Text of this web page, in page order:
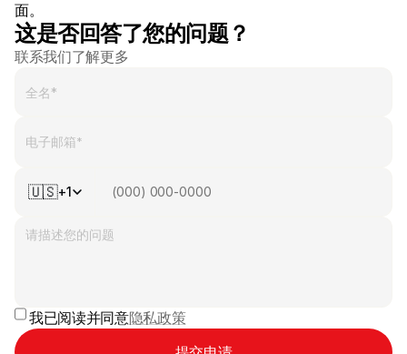
面。
这是否回答了您的问题？
联系我们了解更多
🇺🇸+1
我已阅读并同意隐私政策